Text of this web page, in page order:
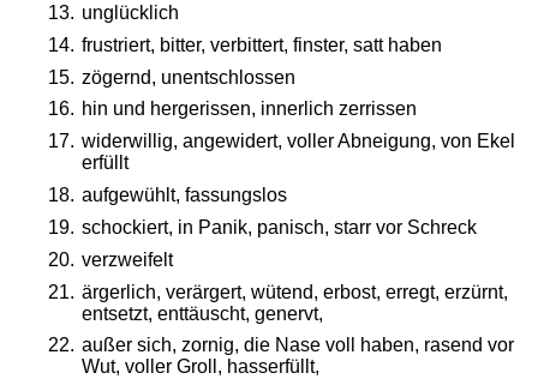
13. unglücklich
14. frustriert, bitter, verbittert, finster, satt haben
15. zögernd, unentschlossen
16. hin und hergerissen, innerlich zerrissen
17. widerwillig, angewidert, voller Abneigung, von Ekel
erfüllt
18. aufgewühlt, fassungslos
19. schockiert, in Panik, panisch, starr vor Schreck
20. verzweifelt
21. ärgerlich, verärgert, wütend, erbost, erregt, erzürnt,
entsetzt, enttäuscht, genervt,
22. außer sich, zornig, die Nase voll haben, rasend vor
Wut, voller Groll, hasserfüllt,